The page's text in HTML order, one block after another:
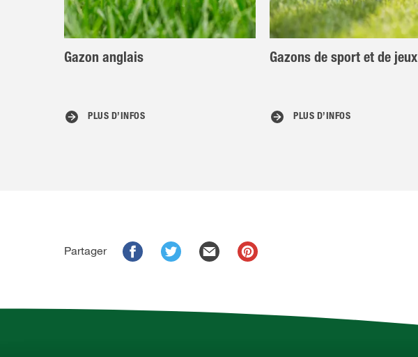
Gazon anglais
PLUS D’INFOS
Gazons de sport et de jeux
PLUS D’INFOS
Partager